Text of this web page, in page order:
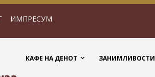
ИМПРЕСУМ
КАФЕ НА ДЕНОТ ЗАНИМЛИВОСТИ